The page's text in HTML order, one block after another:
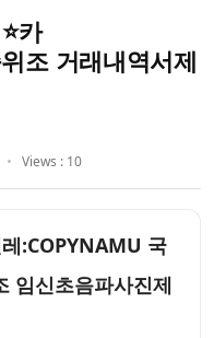
카
조 거래내역서제
Views : 10
:COPYNAMU 국
임신초음파사진제